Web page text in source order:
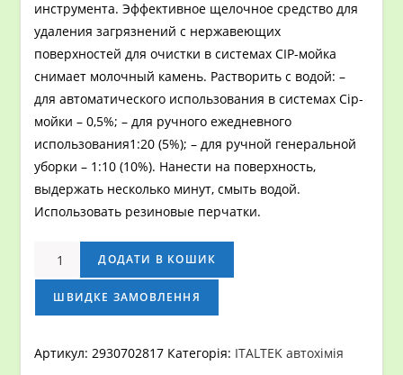
инструмента. Эффективное щелочное средство для
удаления загрязнений с нержавеющих
поверхностей для очистки в системах CIP-мойка
снимает молочный камень. Растворить с водой: –
для автоматического использования в системах Cip-
мойки – 0,5%; – для ручного ежедневного
использования1:20 (5%); – для ручной генеральной
уборки – 1:10 (10%). Нанести на поверхность,
выдержать несколько минут, смыть водой.
Использовать резиновые перчатки.
Средство
чистки
нержавейки
CIP
ДОДАТИ В КОШИК
ШВИДКЕ ЗАМОВЛЕННЯ
Артикул:2930702817 Категорія: ITALTEK автохімія